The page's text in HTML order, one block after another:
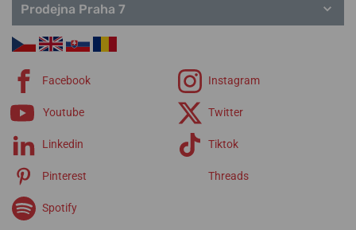
Prodejna Praha 7
Facebook Instagram
Youtube Twitter
Linkedin Tiktok
Pinterest Threads
Spotify